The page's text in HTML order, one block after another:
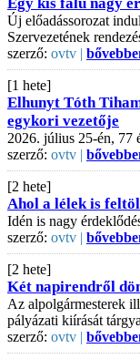
Új előadássorozat
Szervezetének
szerző: ovtv |
[1 hete]
Elhunyt Tóth
egykori vezetője
2026. július 25-én, 77
szerző: ovtv |
[2 hete]
Ahol a lélek is
Idén is nagy
szerző: ovtv |
[2 hete]
Két napirendről
Az alpolgármesterek
pályázati kiírását
szerző: ovtv |